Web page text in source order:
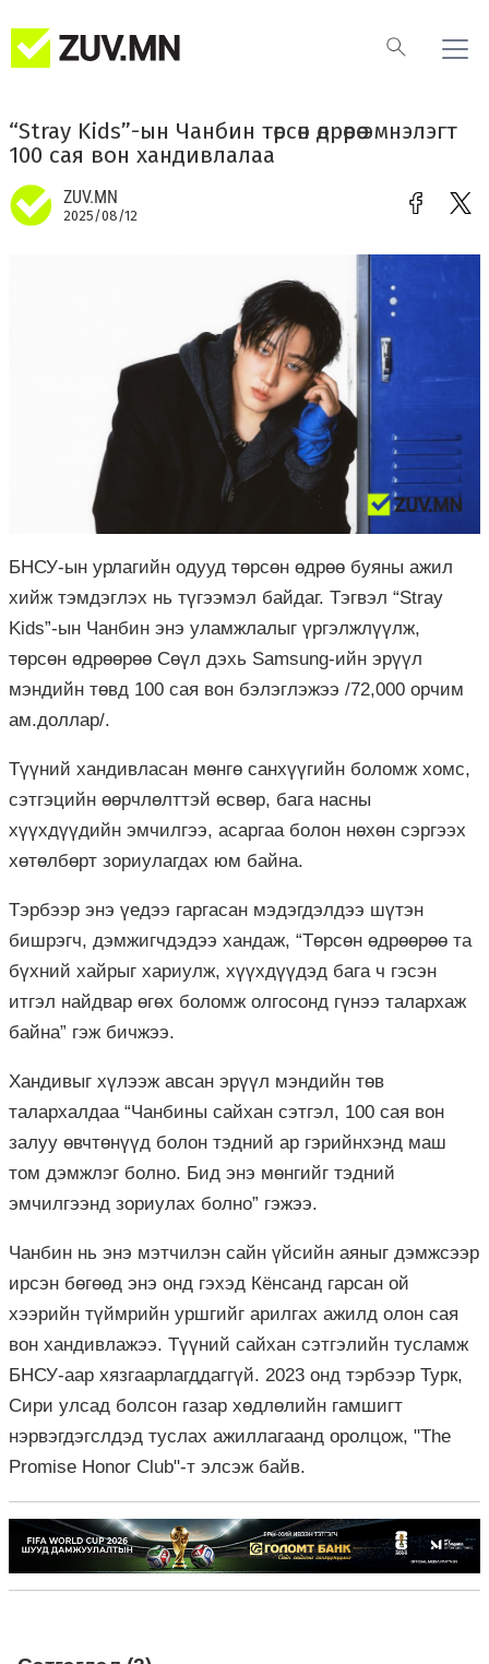
“Stray Kids”-ын Чанбин төрсөн өдрөөрөө эмнэлэгт
100 сая вон хандивлалаа
ZUV.MN
2025/08/12
БНСУ-ын урлагийн одууд төрсөн өдрөө буяны ажил
хийж тэмдэглэх нь түгээмэл байдаг. Тэгвэл “Stray
Kids”-ын Чанбин энэ уламжлалыг үргэлжлүүлж,
төрсөн өдрөөрөө Сөүл дэхь Samsung-ийн эрүүл
мэндийн төвд 100 сая вон бэлэглэжээ /72,000 орчим
ам.доллар/.
Түүний хандивласан мөнгө санхүүгийн боломж хомс,
сэтгэцийн өөрчлөлттэй өсвөр, бага насны
хүүхдүүдийн эмчилгээ, асаргаа болон нөхөн сэргээх
хөтөлбөрт зориулагдах юм байна.
Тэрбээр энэ үедээ гаргасан мэдэгдэлдээ шүтэн
бишрэгч, дэмжигчдэдээ хандаж, “Төрсөн өдрөөрөө та
бүхний хайрыг хариулж, хүүхдүүдэд бага ч гэсэн
итгэл найдвар өгөх боломж олгосонд гүнээ талархаж
байна” гэж бичжээ.
Хандивыг хүлээж авсан эрүүл мэндийн төв
талархалдаа “Чанбины сайхан сэтгэл, 100 сая вон
залуу өвчтөнүүд болон тэдний ар гэрийнхэнд маш
том дэмжлэг болно. Бид энэ мөнгийг тэдний
эмчилгээнд зориулах болно” гэжээ.
Чанбин нь энэ мэтчилэн сайн үйсийн аяныг дэмжсээр
ирсэн бөгөөд энэ онд гэхэд Кёнсанд гарсан ой
хээрийн түймрийн уршгийг арилгах ажилд олон сая
вон хандивлажээ. Түүний сайхан сэтгэлийн тусламж
БНСУ-аар хязгаарлагддаггүй. 2023 онд тэрбээр Турк,
Сири улсад болсон газар хөдлөлийн гамшигт
нэрвэгдэгслдэд туслах ажиллагаанд оролцож, "The
Promise Honor Club"-т элсэж байв.